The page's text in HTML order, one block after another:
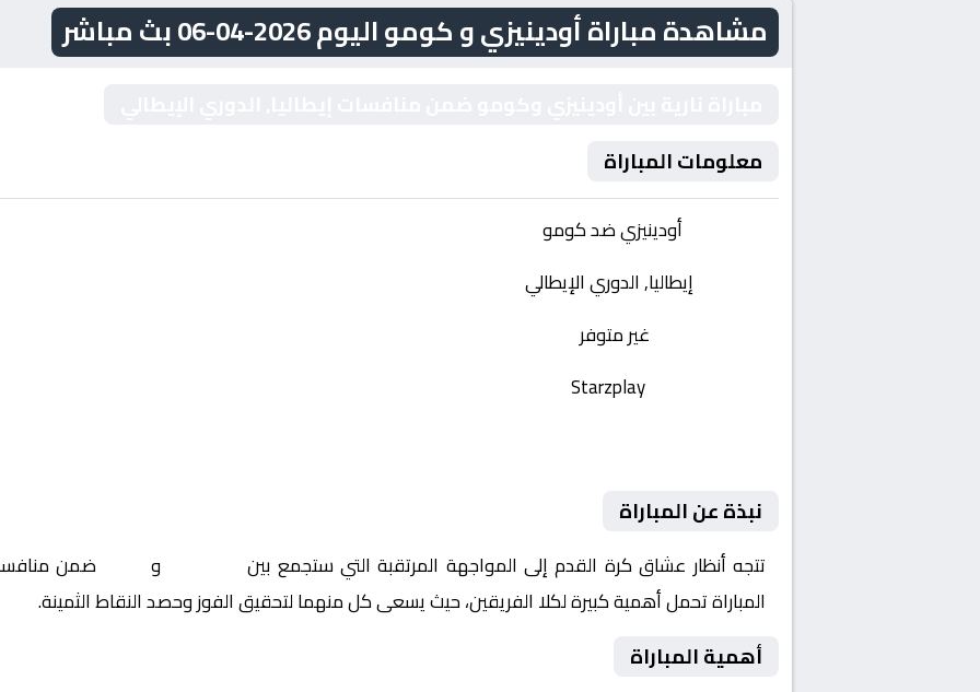
مشاهدة مباراة أودينيزي و كومو اليوم 2026-04-06 بث مباشر
معلومات المباراة
أودينيزي ضد كومو
إيطاليا, الدوري الإيطالي
غير متوفر
نبذة عن المباراة
تتجه أنظار عشاق كرة القدم إلى المواجهة المرتقبة التي ستجمع بين وكومو
ضمن
المباراة تحمل أهمية كبيرة لكلا الفريقين، حيث يسعى كل منهما لتحقيق الفوز وحصد النقاط الثمينة.
أهمية المباراة